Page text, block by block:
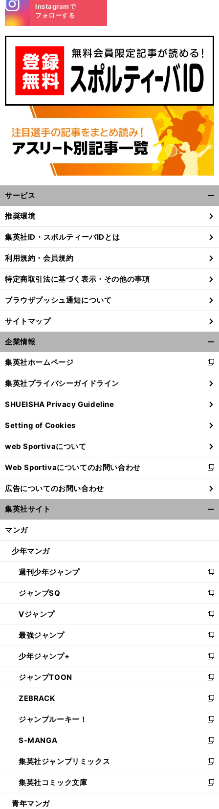
】
、
・
. .
、
へ
m
Instagramで
フォローする
サービス
閉
る
推奨環境
集英社ID・スポルティーバIDとは
利用規約・会員規約
特定商取引法に基づく表示・その他の事項
ブラウザプッシュ通知について
サイトマップ
企業情報
閉
る
集英社ホームページ
新
し
い
ウ
ィ
ン
ド
ウ
で
開
く
集英社プライバシーガイドライン
SHUEISHA Privacy Guideline
Setting of Cookies
web Sportivaについて
Web Sportivaについてのお問い合わせ
新
し
い
ウ
ィ
ン
ウ
開
く
広告についてのお問い合わせ
集英社サイト
マンガ
少年マンガ
週刊少年ジャンプ
新
し
い
ウ
ィ
ン
ド
ウ
で
開
く
ジャンプSQ
新
し
い
ウ
ィ
ン
ド
ウ
で
開
く
Vジャンプ
新
し
い
ウ
ィ
ン
ド
ウ
で
開
く
最強ジャンプ
新
し
い
ウ
ィ
ン
ド
ウ
で
開
く
少年ジャンプ+
新
し
い
ウ
ィ
ン
ド
ウ
で
開
く
ジャンプTOON
新
し
い
ウ
ィ
ン
ド
ウ
で
開
く
ZEBRACK
新
し
い
ウ
ィ
ン
ド
ウ
で
開
ジャンプルーキー！
新
し
い
ウ
ィ
ン
ド
ウ
S-MANGA
新
し
い
ウ
ィ
ン
集英社ジャンプリミックス
新
し
い
ウ
集英社コミック文庫
新
し
青年マンガ